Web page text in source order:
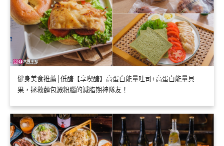
健身美食推薦│低醣【享喫醣】高蛋白能量吐司+高蛋白能量貝
果，拯救麵包澱粉腦的減脂期神隊友！